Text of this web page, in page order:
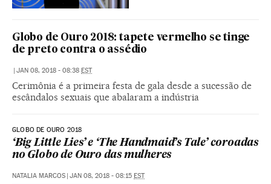
Globo de Ouro 2018: tapete vermelho se tinge
de preto contra o assédio
| JAN 08, 2018 - 08:38 EST
Cerimônia é a primeira festa de gala desde a sucessão de
escândalos sexuais que abalaram a indústria
GLOBO DE OURO 2018
‘Big Little Lies’ e ‘The Handmaid’s Tale’ coroadas
no Globo de Ouro das mulheres
NATALIA MARCOS | JAN 08, 2018 - 08:15 EST